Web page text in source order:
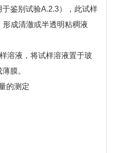
于鉴别试验A.2.3），此试样
成清澈或半透明粘稠液
溶液，将试样溶液置于玻
膜。
的测定